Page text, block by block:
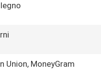
Union, MoneyGram